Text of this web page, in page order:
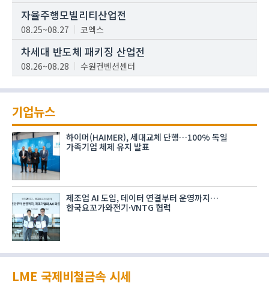
자율주행모빌리티산업전
08.25~08.27 코엑스
차세대 반도체 패키징 산업전
08.26~08.28 수원컨벤션센터
기업뉴스
하이머(HAIMER), 세대교체 단행…100% 독일
가족기업 체제 유지 발표
제조업 AI 도입, 데이터 연결부터 운영까지…
한국요꼬가와전기·VNTG 협력
LME 국제비철금속 시세